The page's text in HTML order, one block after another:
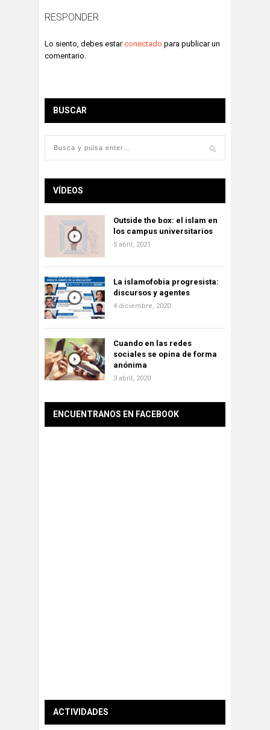
RESPONDER
Lo siento, debes estarconectado para publicar un
comentario.
BUSCAR
VÍDEOS
Outside the box: el islam en
los campus universitarios
5 abril, 2021
La islamofobia progresista:
discursos y agentes
4 diciembre, 2020
Cuando en las redes
sociales se opina de forma
anónima
3 abril, 2020
ENCUENTRANOS EN FACEBOOK
ACTIVIDADES